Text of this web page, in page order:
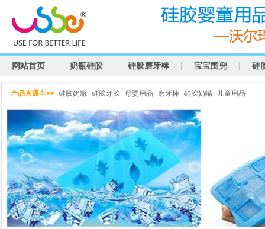
网站首页 奶瓶硅胶 硅胶磨牙棒 宝宝围兜 硅
产品直通车>> 硅胶奶瓶 硅胶牙胶 母婴用品 磨牙棒 硅胶奶嘴 儿童用品